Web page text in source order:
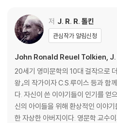
8 고분구릉의 안개
9 ‘달리는조랑말’ 여관에서
10 성큼걸이
11 어둠 속의 검
12 여울로의 탈출
BOOK TWO
1 많은 만남
저 J. R. R. 톨킨
관심작가 알림신청
John Ronald Reuel Tolkien,
20세기 영미문학의 10대 걸작으로
왕』의 작가이자 C.S.루이스 등과 함
다. 자신이 쓴 이야기들이 인기를 얻
신의 아이들을 위해 환상적인 이야
한 자상한 아버지이다. 영문학 교수